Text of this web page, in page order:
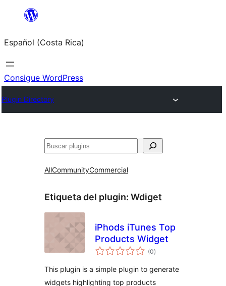
Saltar
contenido
Español (Costa Rica)
Consigue WordPress
Plugin Directory
Buscar
AllCommunityCommercial
Etiqueta del plugin: Wdiget
iPhods iTunes Top
Products Widget
(0total
de
)
This plugin is a simple plugin to generate
widgets highlighting top products